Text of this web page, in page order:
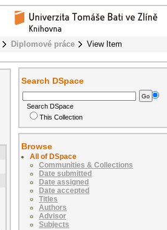
Diplomové práce View Item
Search DSpace
Search DSpace
This Collection
Browse
All of DSpace
Communities & Collections
Date submitted
Date assigned
Date accepted
Titles
Authors
Advisor
Subjects